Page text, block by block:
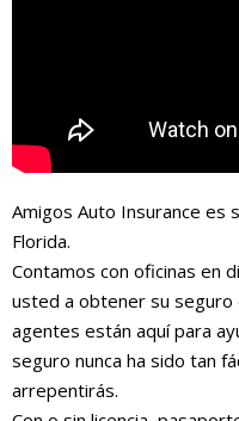
Amigos Auto Insurance es
Florida.
Contamos con oficinas en
usted a obtener su
agentes están aquí para
seguro nunca ha sido tan
arrepentirás.